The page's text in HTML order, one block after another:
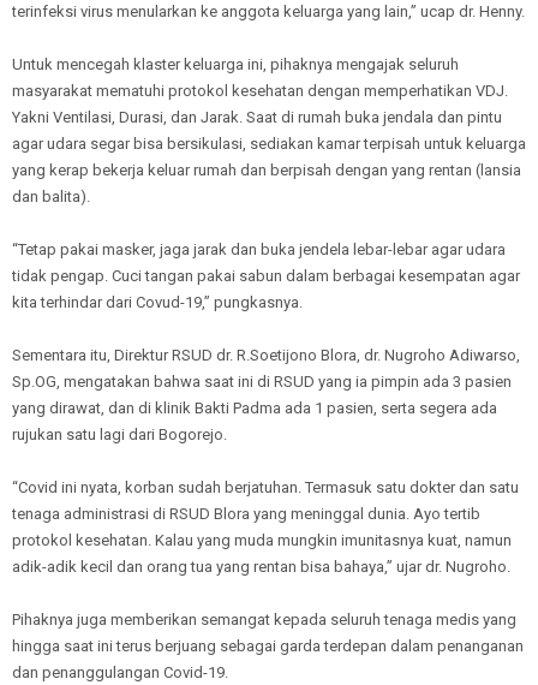
terinfeksi virus menularkan ke anggota keluarga yang lain,” ucap dr. Henny.
Untuk mencegah klaster keluarga ini, pihaknya mengajak seluruh
masyarakat mematuhi protokol kesehatan dengan memperhatikan VDJ.
Yakni Ventilasi, Durasi, dan Jarak. Saat di rumah buka jendala dan pintu
agar udara segar bisa bersikulasi, sediakan kamar terpisah untuk keluarga
yang kerap bekerja keluar rumah dan berpisah dengan yang rentan (lansia
dan balita).
“Tetap pakai masker, jaga jarak dan buka jendela lebar-lebar agar udara
tidak pengap. Cuci tangan pakai sabun dalam berbagai kesempatan agar
kita terhindar dari Covud-19,” pungkasnya.
Sementara itu, Direktur RSUD dr. R.Soetijono Blora, dr. Nugroho Adiwarso,
Sp.OG, mengatakan bahwa saat ini di RSUD yang ia pimpin ada 3 pasien
yang dirawat, dan di klinik Bakti Padma ada 1 pasien, serta segera ada
rujukan satu lagi dari Bogorejo.
“Covid ini nyata, korban sudah berjatuhan. Termasuk satu dokter dan satu
tenaga administrasi di RSUD Blora yang meninggal dunia. Ayo tertib
protokol kesehatan. Kalau yang muda mungkin imunitasnya kuat, namun
adik-adik kecil dan orang tua yang rentan bisa bahaya,” ujar dr. Nugroho.
Pihaknya juga memberikan semangat kepada seluruh tenaga medis yang
hingga saat ini terus berjuang sebagai garda terdepan dalam penanganan
dan penanggulangan Covid-19.